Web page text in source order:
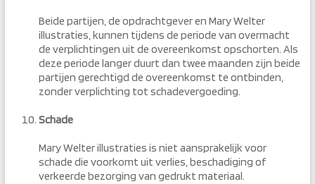
Beide partijen, de opdrachtgever en Mary Welter
illustraties, kunnen tijdens de periode van overmacht
de verplichtingen uit de overeenkomst opschorten. Als
deze periode langer duurt dan twee maanden zijn beide
partijen gerechtigd de overeenkomst te ontbinden,
zonder verplichting tot schadevergoeding.
Schade
Mary Welter illustraties is niet aansprakelijk voor
schade die voorkomt uit verlies, beschadiging of
verkeerde bezorging van gedrukt materiaal.